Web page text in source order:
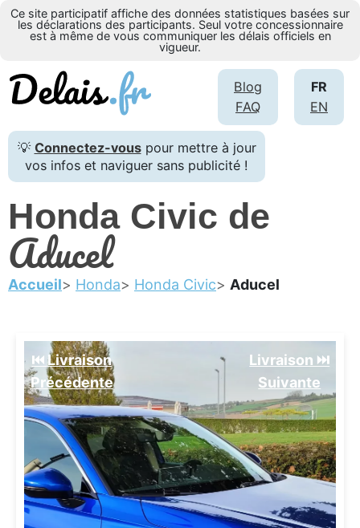
Ce site participatif affiche des données statistiques basées sur
les déclarations des participants. Seul votre concessionnaire
est à même de vous communiquer les délais officiels en
vigueur.
FR
EN
Blog
FAQ
💡 Connectez-vouspour mettre à jour
vos infos et naviguer sans publicité !
Honda Civic de
Aducel
Accueil Honda Honda Civic Aducel
⏮️ Livraison
Précédente
Livraison ⏭️
Suivante️